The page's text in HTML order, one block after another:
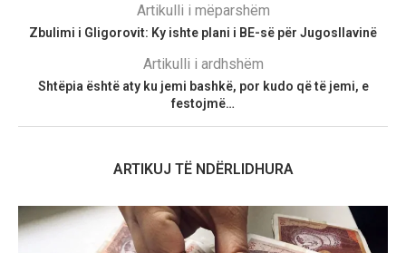
Artikulli i mëparshëm
Zbulimi i Gligorovit: Ky ishte plani i BE-së për Jugosllavinë
Artikulli i ardhshëm
Shtëpia është aty ku jemi bashkë, por kudo që të jemi, e
festojmë…
ARTIKUJ TË NDËRLIDHURA